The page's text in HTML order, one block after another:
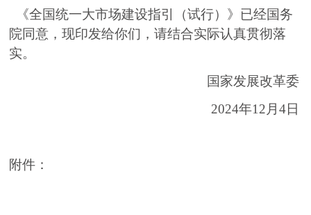
《全国统一大市场建设指引（试行）》已经国务
院同意，现印发给你们，请结合实际认真贯彻落
实。
国家发展改革委
2024年12月4日
附件：